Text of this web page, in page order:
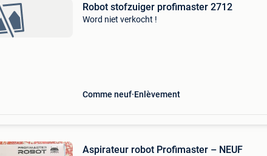
Robot stofzuiger profimaster 2712
Word niet verkocht !
Comme neuf Enlèvement
Aspirateur robot Profimaster – NEUF